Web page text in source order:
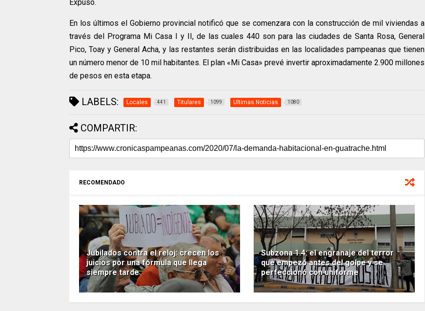
Expuso.
En los últimos el Gobierno provincial notificó que se comenzara con la construcción de mil viviendas a
través del Programa Mi Casa I y II, de las cuales 440 son para las ciudades de Santa Rosa, General
Pico, Toay y General Acha, y las restantes serán distribuidas en las localidades pampeanas que tienen
un número menor de 10 mil habitantes. El plan «Mi Casa» prevé invertir aproximadamente 2.900 millones
de pesos en esta etapa.
LABELS: Locales 441 Titulares 1099 Ultimas Noticias 1080
COMPARTIR:
RECOMENDADO
Jubilados contra el reloj: crecen los
juicios por una fórmula que llega
siempre tarde
Subzona 1.4: el engranaje del terror
que empezó antes del golpe y se
perfeccionó con uniforme